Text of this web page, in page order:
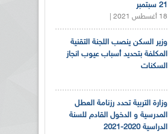
21 سبتمبر
18 أغسطس 2021 |
وزير السكن ينصب اللجنة التقنية
المكلفة بتحديد أسباب عيوب انجاز
السكنات
وزارة التربية تحدد رزنامة العطل
المدرسية و الدخول القادم للسنة
الدراسية 2020-2021